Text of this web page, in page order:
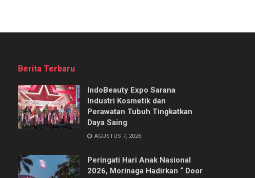
Berita Terbaru
IndoBeauty Expo Sarana
Industri Kosmetik dan
Perawatan Tubuh Tingkatkan
Daya Saing
AGUSTUS 7, 2026
Peringati Hari Anak Nasional
2026, Morinaga Hadirkan “ Door